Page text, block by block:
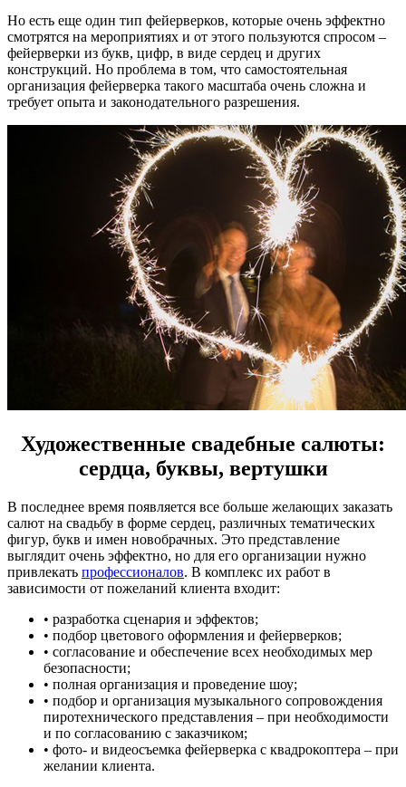
Но есть еще один тип фейерверков, которые очень эффектно
смотрятся на мероприятиях и от этого пользуются спросом –
фейерверки из букв, цифр, в виде сердец и других
конструкций. Но проблема в том, что самостоятельная
организация фейерверка такого масштаба очень сложна и
требует опыта и законодательного разрешения.
Художественные свадебные салюты:
сердца, буквы, вертушки
В последнее время появляется все больше желающих заказать
салют на свадьбу в форме сердец, различных тематических
фигур, букв и имен новобрачных. Это представление
выглядит очень эффектно, но для его организации нужно
привлекать профессионалов. В комплекс их работ в
зависимости от пожеланий клиента входит:
• разработка сценария и эффектов;
• подбор цветового оформления и фейерверков;
• согласование и обеспечение всех необходимых мер
безопасности;
• полная организация и проведение шоу;
• подбор и организация музыкального сопровождения
пиротехнического представления – при необходимости
и по согласованию с заказчиком;
• фото- и видеосъемка фейерверка с квадрокоптера – при
желании клиента.